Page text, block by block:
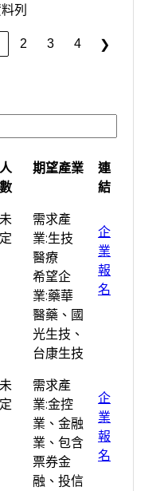
列
2 3 4 ❯
人
數
期望產業
連
結
人
數
期望產業
結
未
定
需求產
業:生技
醫療
希望企
業:藥華
醫藥、國
光生技、
台康生技
企
業
報
名
未
定
需求產
業:金控
業、金融
業、包含
票券金
融、投信
企
業
報
名